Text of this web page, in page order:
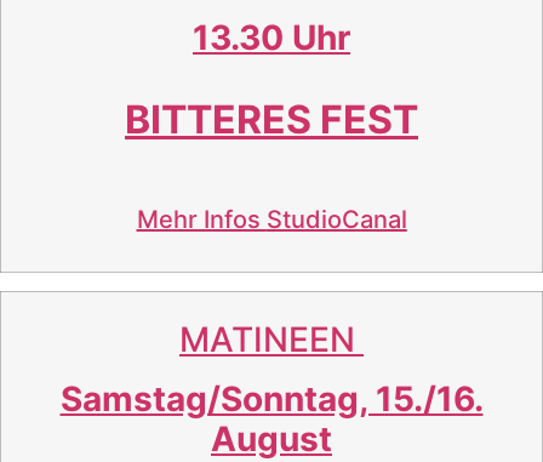
13.30 Uhr
BITTERES FEST
Mehr Infos StudioCanal
MATINEEN
Samstag/Sonntag, 15./16.
August